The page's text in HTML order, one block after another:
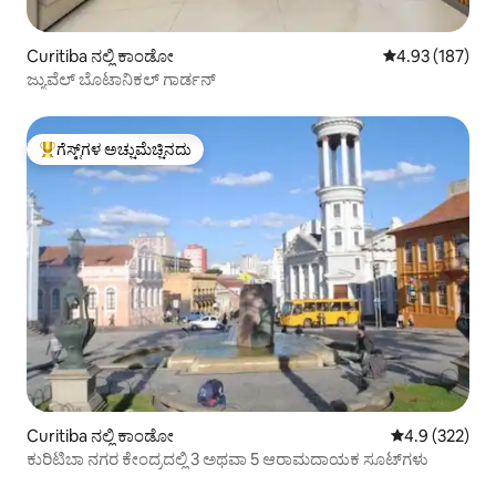
Curitiba ನಲ್ಲಿ ಕಾಂಡೋ 5 ರಲ್ಲಿ 4.93
4.93 (187)
ಜ್ಯುವೆಲ್ ಬೊಟಾನಿಕಲ್ ಗಾರ್ಡನ್
ಗೆಸ್ಟ್‌ಗಳಿಗೆ ಅತಿ ಹೆಚ್ಚು ಅಚ್ಚುಮೆಚ್ಚಿನದು
ಗೆಸ್ಟ್‌ಗಳ ಅಚ್ಚುಮೆಚ್ಚಿನದು
Curitiba ನಲ್ಲಿ ಕಾಂಡೋ 5 ರಲ್ಲಿ 4.9
4.9 (322)
ಕುರಿಟಿಬಾ ನಗರ ಕೇಂದ್ರದಲ್ಲಿ 3 ಅಥವಾ 5 ಆರಾಮದಾಯಕ ಸೂಟ್‌ಗಳು